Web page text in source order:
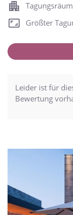
Größter
Leider ist für
Bewertung